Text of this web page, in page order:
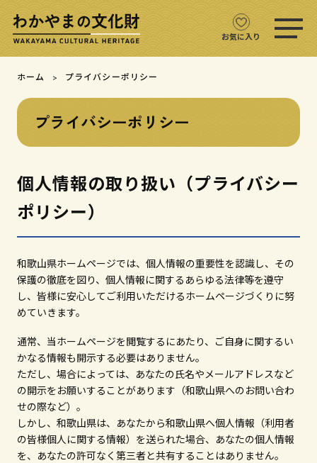
お気に入り
ー
文化財をさがす
文化財マップ
注目の文化財
文化財クイズ
文化財をめぐる
用語集
文化財とは
和歌山の世界遺産
文化財に関する資料
お知らせ
ホーム プライバシーポリシー
プライバシーポリシー
個人情報の取り扱い（プライバシー
ポリシー）
和歌山県ホームページでは、個人情報の重要性を認識し、その
保護の徹底を図り、個人情報に関するあらゆる法律等を遵守
し、皆様に安心してご利用いただけるホームページづくりに努
めていきます。
通常、当ホームページを閲覧するにあたり、ご自身に関するい
かなる情報も開示する必要はありません。
ただし、場合によっては、あなたの氏名やメールアドレスなど
の開示をお願いすることがあります（和歌山県へのお問い合わ
せの際など）。
しかし、和歌山県は、あなたから和歌山県へ個人情報（利用者
の皆様個人に関する情報）を送られた場合、あなたの個人情報
を、あなたの許可なく第三者と共有することはありません。